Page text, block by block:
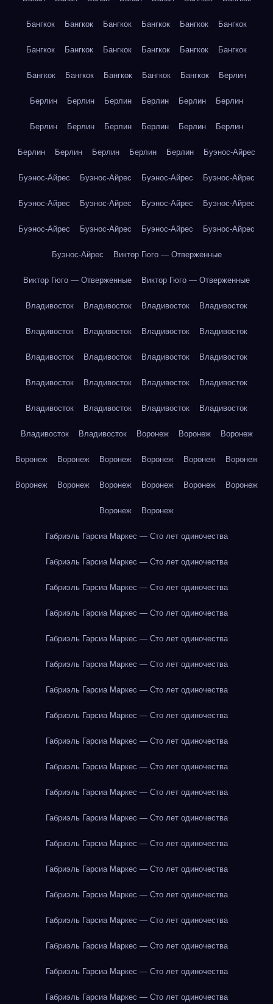
Бангкок Бангкок Бангкок Бангкок Бангкок Бангкок
Бангкок Бангкок Бангкок Бангкок Бангкок Бангкок
Бангкок Бангкок Бангкок Бангкок Бангкок Берлин
Берлин Берлин Берлин Берлин Берлин Берлин
Берлин Берлин Берлин Берлин Берлин Берлин
Берлин Берлин Берлин Берлин Берлин Буэнос-Айрес
Буэнос-Айрес Буэнос-Айрес Буэнос-Айрес Буэнос-Айрес
Буэнос-Айрес Буэнос-Айрес Буэнос-Айрес Буэнос-Айрес
Буэнос-Айрес Буэнос-Айрес Буэнос-Айрес Буэнос-Айрес
Буэнос-Айрес Виктор Гюго — Отверженные
Виктор Гюго — Отверженные Виктор Гюго — Отверженные
Владивосток Владивосток Владивосток Владивосток
Владивосток Владивосток Владивосток Владивосток
Владивосток Владивосток Владивосток Владивосток
Владивосток Владивосток Владивосток Владивосток
Владивосток Владивосток Владивосток Владивосток
Владивосток Владивосток Воронеж Воронеж Воронеж
Воронеж Воронеж Воронеж Воронеж Воронеж Воронеж
Воронеж Воронеж Воронеж Воронеж Воронеж Воронеж
Воронеж Воронеж
Габриэль Гарсиа Маркес — Сто лет одиночества
Габриэль Гарсиа Маркес — Сто лет одиночества
Габриэль Гарсиа Маркес — Сто лет одиночества
Габриэль Гарсиа Маркес — Сто лет одиночества
Габриэль Гарсиа Маркес — Сто лет одиночества
Габриэль Гарсиа Маркес — Сто лет одиночества
Габриэль Гарсиа Маркес — Сто лет одиночества
Габриэль Гарсиа Маркес — Сто лет одиночества
Габриэль Гарсиа Маркес — Сто лет одиночества
Габриэль Гарсиа Маркес — Сто лет одиночества
Габриэль Гарсиа Маркес — Сто лет одиночества
Габриэль Гарсиа Маркес — Сто лет одиночества
Габриэль Гарсиа Маркес — Сто лет одиночества
Габриэль Гарсиа Маркес — Сто лет одиночества
Габриэль Гарсиа Маркес — Сто лет одиночества
Габриэль Гарсиа Маркес — Сто лет одиночества
Габриэль Гарсиа Маркес — Сто лет одиночества
Габриэль Гарсиа Маркес — Сто лет одиночества
Габриэль Гарсиа Маркес — Сто лет одиночества